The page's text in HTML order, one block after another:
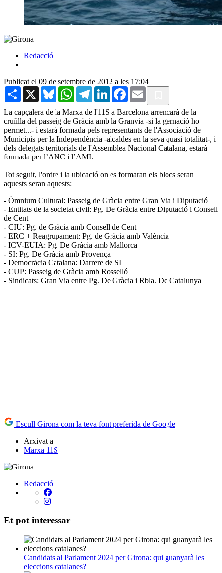
Redacció
Publicat el 09 de setembre de 2012 a les 17:04
Share X BlueskyWhatsAppTelegramLinkedInFacebook
Email
La capçalera de la Marxa de l'11S a Barcelona arrencarà de la
cruïilla del passeig de Gràcia amb la Granvia -si la gernació ho
permet...- i estarà formada pels representants de l'Associació de
Municipis per la Independència -alcaldes en la seva quasi totalitat-, i
dels delegats territorials de l'Assemblea Nacional Catalana, estarà
formada per l’ANC i l’AMI.
Tot seguit, l'ordre i la ubicació on es formaran els blocs seran
aquests seran aquests:
- Òmnium Cultural: Passeig de Gràcia entre Gran Via i Diputació
- Entitats de la societat civil: Pg. De Gràcia entre Diputació i Consell
de Cent
- CIU: Pg. de Gràcia amb Consell de Cent
- ERC + Reagrupament: Pg. de Gràcia amb València
- ICV-EUIA: Pg. De Gràcia amb Mallorca
- SI: Pg. De Gràcia amb Provença
- Democràcia Catalana: Darrere de SI
- CUP: Passeig de Gràcia amb Rosselló
- Sindicats: Gran Via entre Pg. De Gràcia i Rbla. De Catalunya
Escull Girona com la teva font preferida de Google
Arxivat a
Marxa 11S
Redacció
Et pot interessar
Candidats al Parlament 2024 per Girona: qui guanyarà les
eleccions catalanes?